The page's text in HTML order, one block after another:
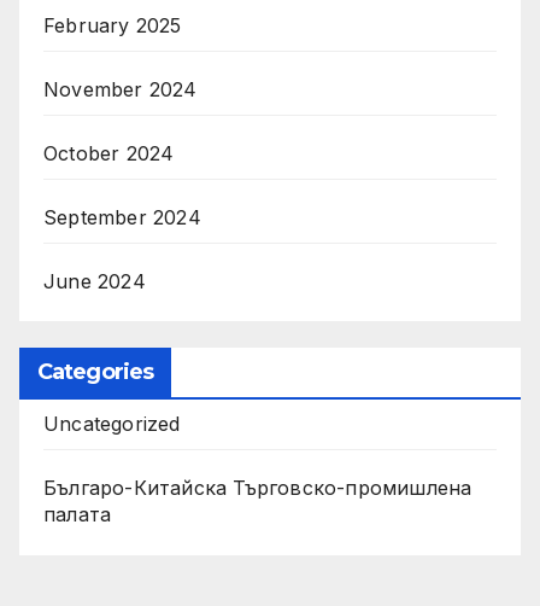
February 2025
November 2024
October 2024
September 2024
June 2024
Categories
Uncategorized
Българо-Китайска Търговско-промишлена
палaта